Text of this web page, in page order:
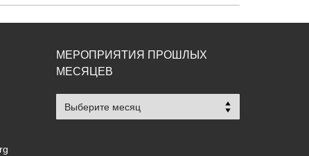
МЕРОПРИЯТИЯ ПРОШЛЫХ
МЕСЯЦЕВ
Мероприятия
прошлых